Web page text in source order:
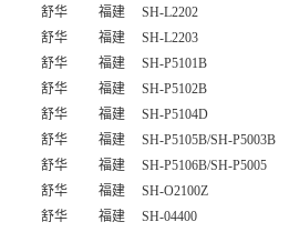
舒华 福建 SH-L2202
舒华 福建 SH-L2203
舒华 福建 SH-P5101B
舒华 福建 SH-P5102B
舒华 福建 SH-P5104D
舒华 福建 SH-P5105B/SH-P5003B
舒华 福建 SH-P5106B/SH-P5005
舒华 福建 SH-O2100Z
舒华 福建 SH-04400